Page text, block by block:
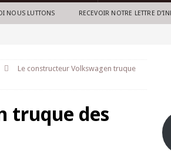
NOUS LUTTONS RECEVOIR NOTRE LETTRE
Le constructeur Volkswagen truque
truque des